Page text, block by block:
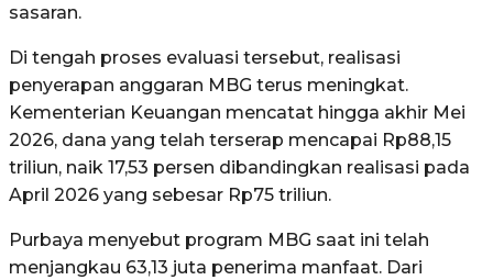
sasaran.
Di tengah proses evaluasi tersebut, realisasi
penyerapan anggaran MBG terus meningkat.
Kementerian Keuangan mencatat hingga akhir Mei
2026, dana yang telah terserap mencapai Rp88,15
triliun, naik 17,53 persen dibandingkan realisasi pada
April 2026 yang sebesar Rp75 triliun.
Purbaya menyebut program MBG saat ini telah
menjangkau 63,13 juta penerima manfaat. Dari